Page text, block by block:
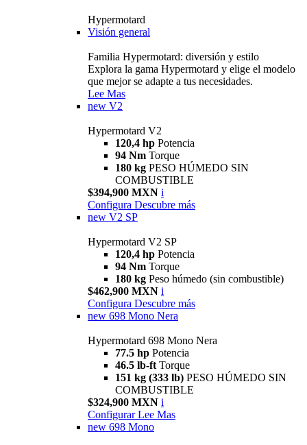
Hypermotard
Visión general
Familia Hypermotard: diversión y estilo
Explora la gama Hypermotard y elige el modelo
que mejor se adapte a tus necesidades.
Lee Mas
new V2
Hypermotard V2
120,4 hp Potencia
94 Nm Torque
180 kg PESO HÚMEDO SIN
COMBUSTIBLE
$394,900 MXN i
Configura Descubre más
new V2 SP
Hypermotard V2 SP
120,4 hp Potencia
94 Nm Torque
180 kg Peso húmedo (sin combustible)
$462,900 MXN i
Configura Descubre más
new 698 Mono Nera
Hypermotard 698 Mono Nera
77.5 hp Potencia
46.5 lb-ft Torque
151 kg (333 lb) PESO HÚMEDO SIN
COMBUSTIBLE
$324,900 MXN i
Configurar Lee Mas
new 698 Mono